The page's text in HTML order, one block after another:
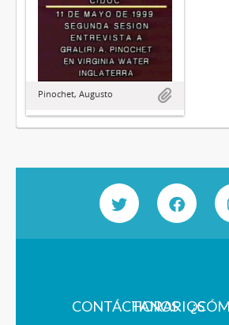
Pinochet, Augusto
CONTÁCTANOS
HORARIOS